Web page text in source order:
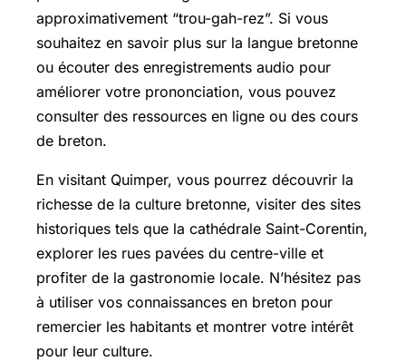
approximativement “trou-gah-rez”. Si vous
souhaitez en savoir plus sur la langue bretonne
ou écouter des enregistrements audio pour
améliorer votre prononciation, vous pouvez
consulter des ressources en ligne ou des cours
de breton.
En visitant Quimper, vous pourrez découvrir la
richesse de la culture bretonne, visiter des sites
historiques tels que la cathédrale Saint-Corentin,
explorer les rues pavées du centre-ville et
profiter de la gastronomie locale. N’hésitez pas
à utiliser vos connaissances en breton pour
remercier les habitants et montrer votre intérêt
pour leur culture.